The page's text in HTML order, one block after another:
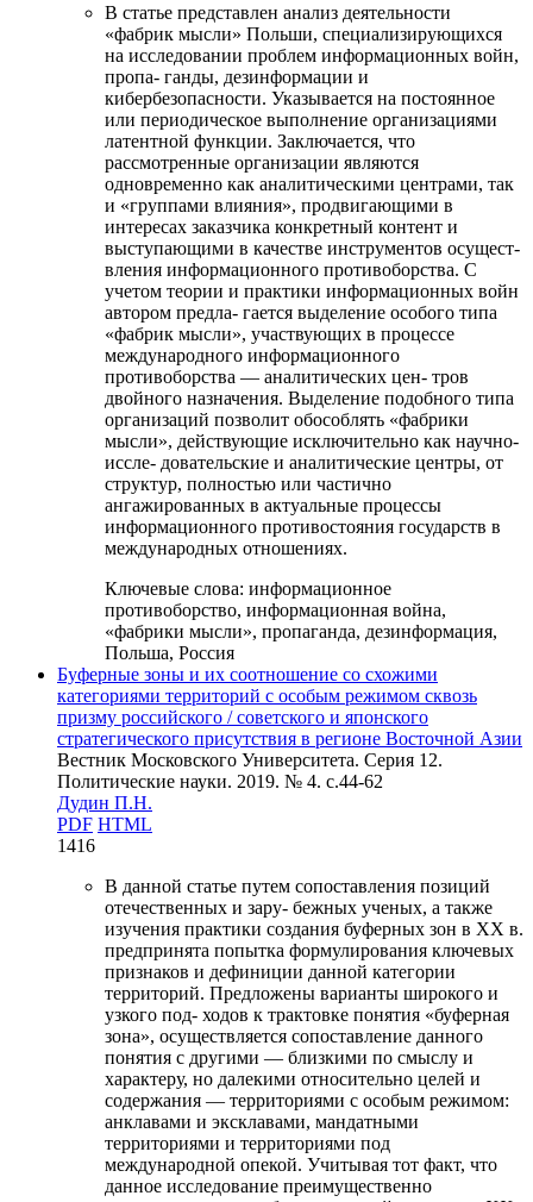
В статье представлен анализ деятельности
«фабрик мысли» Польши, специализирующихся
на исследовании проблем информационных войн,
пропа- ганды, дезинформации и
кибербезопасности. Указывается на постоянное
или периодическое выполнение организациями
латентной функции. Заключается, что
рассмотренные организации являются
одновременно как аналитическими центрами, так
и «группами влияния», продвигающими в
интересах заказчика конкретный контент и
выступающими в качестве инструментов осущест-
вления информационного противоборства. С
учетом теории и практики информационных войн
автором предла- гается выделение особого типа
«фабрик мысли», участвующих в процессе
международного информационного
противоборства — аналитических цен- тров
двойного назначения. Выделение подобного типа
организаций позволит обособлять «фабрики
мысли», действующие исключительно как научно-
иссле- довательские и аналитические центры, от
структур, полностью или частично
ангажированных в актуальные процессы
информационного противостояния государств в
международных отношениях.
Ключевые слова: информационное
противоборство, информационная война,
«фабрики мысли», пропаганда, дезинформация,
Польша, Россия
Буферные зоны и их соотношение со схожими
категориями территорий с особым режимом сквозь
призму российского / советского и японского
стратегического присутствия в регионе Восточной Азии
Вестник Московского Университета. Серия 12.
Политические науки. 2019. № 4. c.44-62
Дудин П.Н.
PDF HTML
1416
В данной статье путем сопоставления позиций
отечественных и зару- бежных ученых, а также
изучения практики создания буферных зон в ХХ в.
предпринята попытка формулирования ключевых
признаков и дефиниции данной категории
территорий. Предложены варианты широкого и
узкого под- ходов к трактовке понятия «буферная
зона», осуществляется сопоставление данного
понятия с другими — близкими по смыслу и
характеру, но далекими относительно целей и
содержания — территориями с особым режимом:
анклавами и эксклавами, мандатными
территориями и территориями под
международной опекой. Учитывая тот факт, что
данное исследование преимущественно